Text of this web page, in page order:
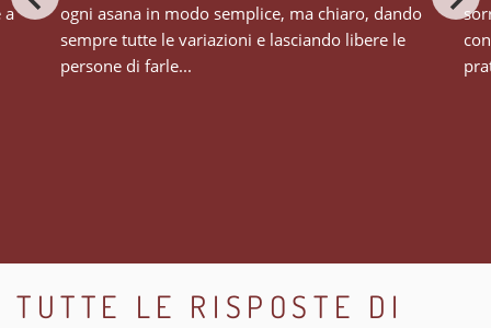
ogni asana in modo semplice, ma chiaro, dando
sempre tutte le variazioni e lasciando libere le
persone di farle...
a
TUTTE LE RISPOSTE DI